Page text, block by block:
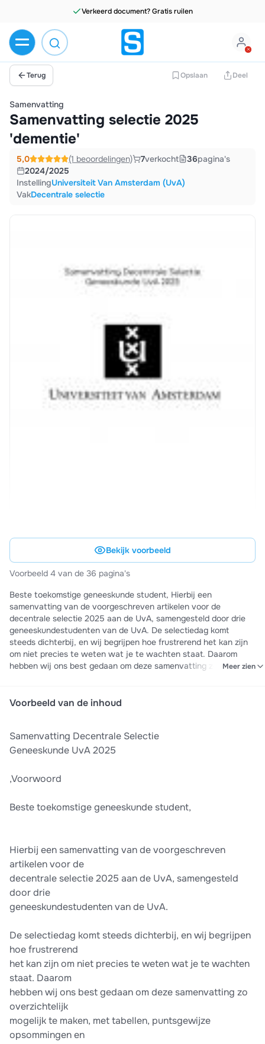
Verkeerd document? Gratis ruilen
Terug Opslaan Deel
Samenvatting
Samenvatting selectie 2025
'dementie'
5,0 (1 beoordelingen) 7verkocht 36pagina's
2024/2025
InstellingUniversiteit Van Amsterdam (UvA)
VakDecentrale selectie
Bekijk voorbeeld
Voorbeeld 4 van de 36 pagina's
Beste toekomstige geneeskunde student, Hierbij een
samenvatting van de voorgeschreven artikelen voor de
decentrale selectie 2025 aan de UvA, samengesteld door drie
geneeskundestudenten van de UvA. De selectiedag komt
steeds dichterbij, en wij begrijpen hoe frustrerend het kan zijn
om niet precies te weten wat je te wachten staat. Daarom
hebben wij ons best gedaan om deze samenvatting zo
gaat over de volgende artikelen: ● Hogere cerebrale functies ●
ons gericht op de onderwerpen die de UvA in voorgaande jaren
als belangrijk beschouwde, zonder essentiële informatie weg te
onderwerp geanalyseerd om de meest relevante punten in de
samenvatting op te nemen. Wij hopen dat jullie er iets aan
voldoende voorbereid zijn op de selectietoets! Hou Stuvia en de
actualiteiten toets hebben gemaakt. Let op: Het verspreiden
van dit document wordt gezien als fraude. Veel succes en tot
volgend jaar!
Meer zien
Voorbeeld van de inhoud
Samenvatting Decentrale Selectie
Geneeskunde UvA 2025
,Voorwoord
Beste toekomstige geneeskunde student,
Hierbij een samenvatting van de voorgeschreven
artikelen voor de
decentrale selectie 2025 aan de UvA, samengesteld
door drie
geneeskundestudenten van de UvA.
De selectiedag komt steeds dichterbij, en wij begrijpen
hoe frustrerend
het kan zijn om niet precies te weten wat je te wachten
staat. Daarom
hebben wij ons best gedaan om deze samenvatting zo
overzichtelijk
mogelijk te maken, met tabellen, puntsgewijze
opsommingen en